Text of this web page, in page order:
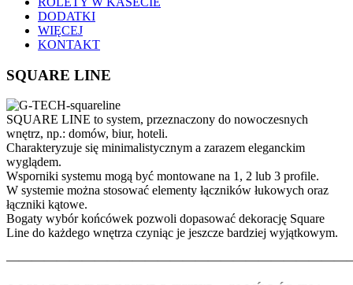
DODATKI
WIĘCEJ
KONTAKT
SQUARE LINE
SQUARE LINE to system, przeznaczony do nowoczesnych
wnętrz, np.: domów, biur, hoteli.
Charakteryzuje się minimalistycznym a zarazem eleganckim
wyglądem.
Wsporniki systemu mogą być montowane na 1, 2 lub 3 profile.
W systemie można stosować elementy łączników łukowych oraz
łączniki kątowe.
Bogaty wybór końcówek pozwoli dopasować dekorację Square
Line do każdego wnętrza czyniąc je jeszcze bardziej wyjątkowym.